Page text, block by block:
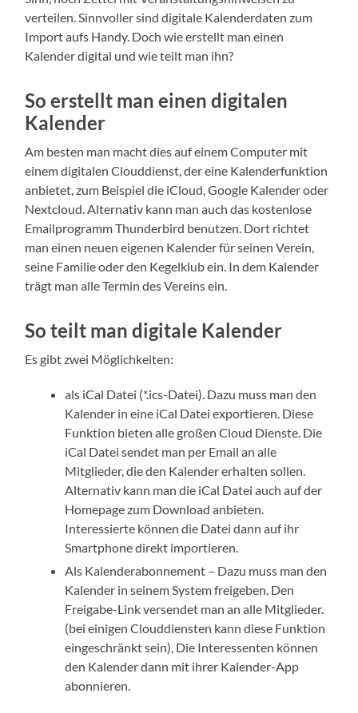
verteilen. Sinnvoller sind digitale Kalenderdaten zum
Import aufs Handy. Doch wie erstellt man einen
Kalender digital und wie teilt man ihn?
So erstellt man einen digitalen
Kalender
Am besten man macht dies auf einem Computer mit
einem digitalen Clouddienst, der eine Kalenderfunktion
anbietet, zum Beispiel die iCloud, Google Kalender oder
Nextcloud. Alternativ kann man auch das kostenlose
Emailprogramm Thunderbird benutzen. Dort richtet
man einen neuen eigenen Kalender für seinen Verein,
seine Familie oder den Kegelklub ein. In dem Kalender
trägt man alle Termin des Vereins ein.
So teilt man digitale Kalender
Es gibt zwei Möglichkeiten:
als iCal Datei (*.ics-Datei). Dazu muss man den
Kalender in eine iCal Datei exportieren. Diese
Funktion bieten alle großen Cloud Dienste. Die
iCal Datei sendet man per Email an alle
Mitglieder, die den Kalender erhalten sollen.
Alternativ kann man die iCal Datei auch auf der
Homepage zum Download anbieten.
Interessierte können die Datei dann auf ihr
Smartphone direkt importieren.
Als Kalenderabonnement – Dazu muss man den
Kalender in seinem System freigeben. Den
Freigabe-Link versendet man an alle Mitglieder.
(bei einigen Clouddiensten kann diese Funktion
eingeschränkt sein), Die Interessenten können
den Kalender dann mit ihrer Kalender-App
abonnieren.